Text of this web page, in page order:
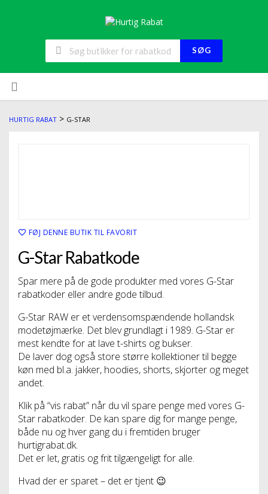
SØG
to
content
HURTIG RABAT > G-STAR
FØJ DENNE BUTIK TIL FAVORIT
G-Star Rabatkode
Spar mere på de gode produkter med vores G-Star
rabatkoder eller andre gode tilbud.
G-Star RAW er et verdensomspændende hollandsk
modetøjmærke. Det blev grundlagt i 1989. G-Star er
mest kendte for at lave t-shirts og bukser.
De laver dog også store større kollektioner til begge
køn med bl.a. jakker, hoodies, shorts, skjorter og meget
andet.
Klik på “vis rabat” når du vil spare penge med vores G-
Star rabatkoder. De kan spare dig for mange penge,
både nu og hver gang du i fremtiden bruger
hurtigrabat.dk.
Det er let, gratis og frit tilgængeligt for alle.
Hvad der er sparet – det er tjent 😉